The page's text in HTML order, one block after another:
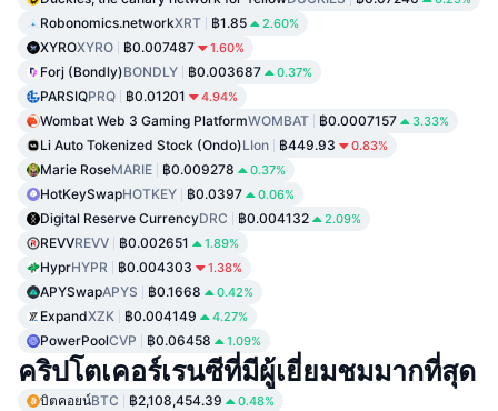
Robonomics.networkXRT ฿1.85 2.60%
XYROXYRO ฿0.007487 1.60%
Forj (Bondly)BONDLY ฿0.003687 0.37%
PARSIQPRQ ฿0.01201 4.94%
Wombat Web 3 Gaming PlatformWOMBAT ฿0.0007157 3.33%
Li Auto Tokenized Stock (Ondo)LIon ฿449.93 0.83%
Marie RoseMARIE ฿0.009278 0.37%
HotKeySwapHOTKEY ฿0.0397 0.06%
Digital Reserve CurrencyDRC ฿0.004132 2.09%
REVVREVV ฿0.002651 1.89%
HyprHYPR ฿0.004303 1.38%
APYSwapAPYS ฿0.1668 0.42%
ExpandXZK ฿0.004149 4.27%
PowerPoolCVP ฿0.06458 1.09%
คริปโตเคอร์เรนซีที่มีผู้เยี่ยมชมมากที่สุด
บิตคอยน์BTC ฿2,108,454.39 0.48%